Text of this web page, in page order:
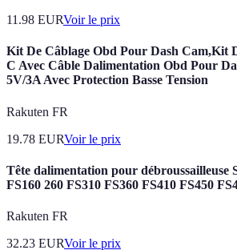
11.98 EURVoir le prix
Kit De Câblage Obd Pour Dash Cam,Kit
C Avec Câble Dalimentation Obd Pour
5V/3A Avec Protection Basse Tension
Rakuten FR
19.78 EURVoir le prix
Tête dalimentation pour débroussailleuse
FS160 260 FS310 FS360 FS410 FS450
Rakuten FR
32.23 EURVoir le prix